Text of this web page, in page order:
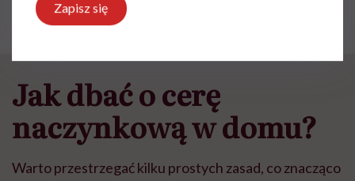
Jak dbać o cerę
naczynkową w domu?
Warto przestrzegać kilku prostych zasad, co znacząco
Zapisz się